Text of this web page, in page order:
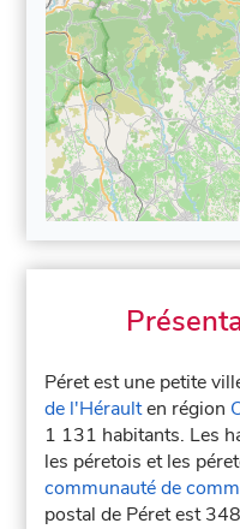
Péret est une petite
de l'Héraulten région
1 131 habitants. Les
les péretois et les
communauté de
postal de Péret est